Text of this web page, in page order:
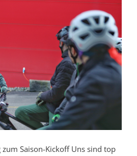
Saison-Kickoff Uns sind top